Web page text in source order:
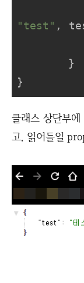
"test" ,
}
클래스 상단부
고, 읽어들일